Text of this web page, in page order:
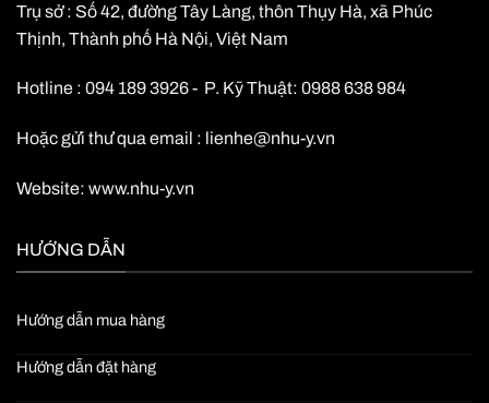
Trụ sở : Số 42, đường Tây Làng, thôn Thụy Hà, xã Phúc
Thịnh, Thành phố Hà Nội, Việt Nam
Hotline : 094 189 3926 - P. Kỹ Thuật: 0988 638 984
Hoặc gửi thư qua email : lienhe@nhu-y.vn
Website: www.nhu-y.vn
HƯỚNG DẪN
Hướng dẫn mua hàng
Hướng dẫn đặt hàng